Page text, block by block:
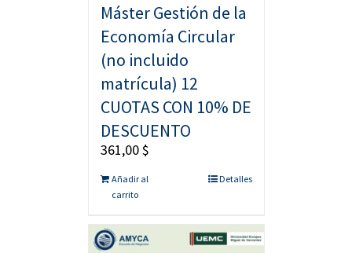
Máster Gestión de la
Economía Circular
(no incluido
matrícula) 12
CUOTAS CON 10% DE
DESCUENTO
361,00$
Añadir al
carrito
Detalles